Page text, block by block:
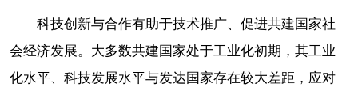
科技创新与合作有助于技术推广、促进共建国家社
会经济发展。大多数共建国家处于工业化初期，其工业
化水平、科技发展水平与发达国家存在较大差距，应对